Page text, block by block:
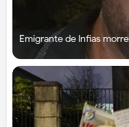
Emigrante de Infias